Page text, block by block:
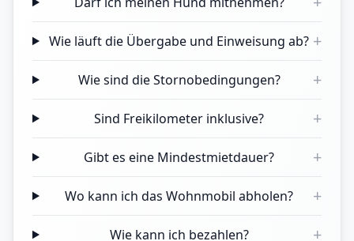
Wie läuft die Übergabe und Einweisung ab? +
Wie sind die Stornobedingungen? +
Sind Freikilometer inklusive? +
Gibt es eine Mindestmietdauer? +
Wo kann ich das Wohnmobil abholen? +
Wie kann ich bezahlen? +